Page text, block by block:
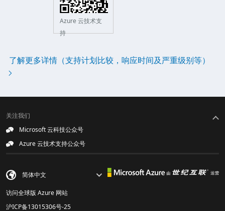
Azure 云技术支
持
了解更多详情（支持计划比较，响应时间及严重级别等）
关注我们
Microsoft 云科技公众号
Azure 云技术支持公众号
访问全球版 Azure 网站
沪ICP备13015306号-25